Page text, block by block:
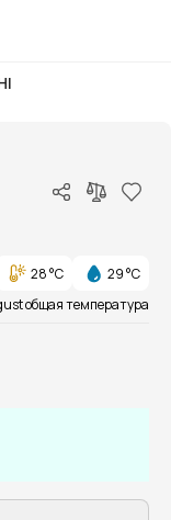
28 °C
29 °C
общая температура